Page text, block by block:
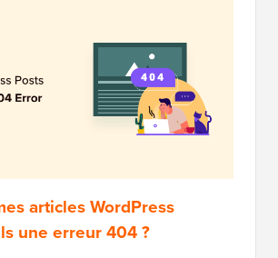
articles WordPress
une erreur 404 ?